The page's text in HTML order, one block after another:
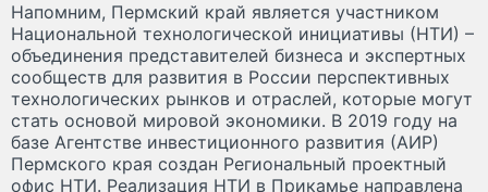
Напомним, Пермский край является участником
Национальной технологической инициативы (НТИ) –
объединения представителей бизнеса и экспертных
сообществ для развития в России перспективных
технологических рынков и отраслей, которые могут
стать основой мировой экономики. В 2019 году на
базе Агентстве инвестиционного развития (АИР)
Пермского края создан Региональный проектный
офис НТИ. Реализация НТИ в Прикамье направлена